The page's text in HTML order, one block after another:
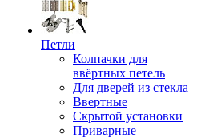
Петли
Колпачки для
ввёртных петель
Для дверей из стекла
Ввертные
Скрытой установки
Приварные